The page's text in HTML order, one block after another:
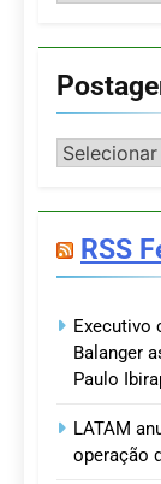
Postagens
RSS
Executivo
Balanger
Paulo
LATAM
operação